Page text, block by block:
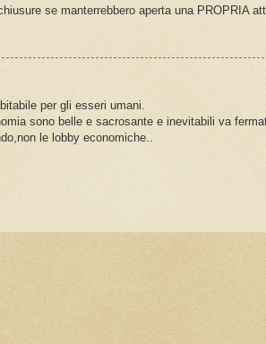
se manterrebbero aperta una PROPRIA
per gli esseri umani.
sono belle e sacrosante e inevitabili va
le lobby economiche..